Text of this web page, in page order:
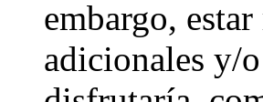
embargo,
adicionales y/